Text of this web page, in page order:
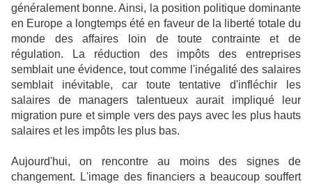
généralement bonne. Ainsi, la position politique dominante
en Europe a longtemps été en faveur de la liberté totale du
monde des affaires loin de toute contrainte et de
régulation. La réduction des impôts des entreprises
semblait une évidence, tout comme l'inégalité des salaires
semblait inévitable, car toute tentative d'infléchir les
salaires de managers talentueux aurait impliqué leur
migration pure et simple vers des pays avec les plus hauts
salaires et les impôts les plus bas.
Aujourd'hui, on rencontre au moins des signes de
changement. L'image des financiers a beaucoup souffert